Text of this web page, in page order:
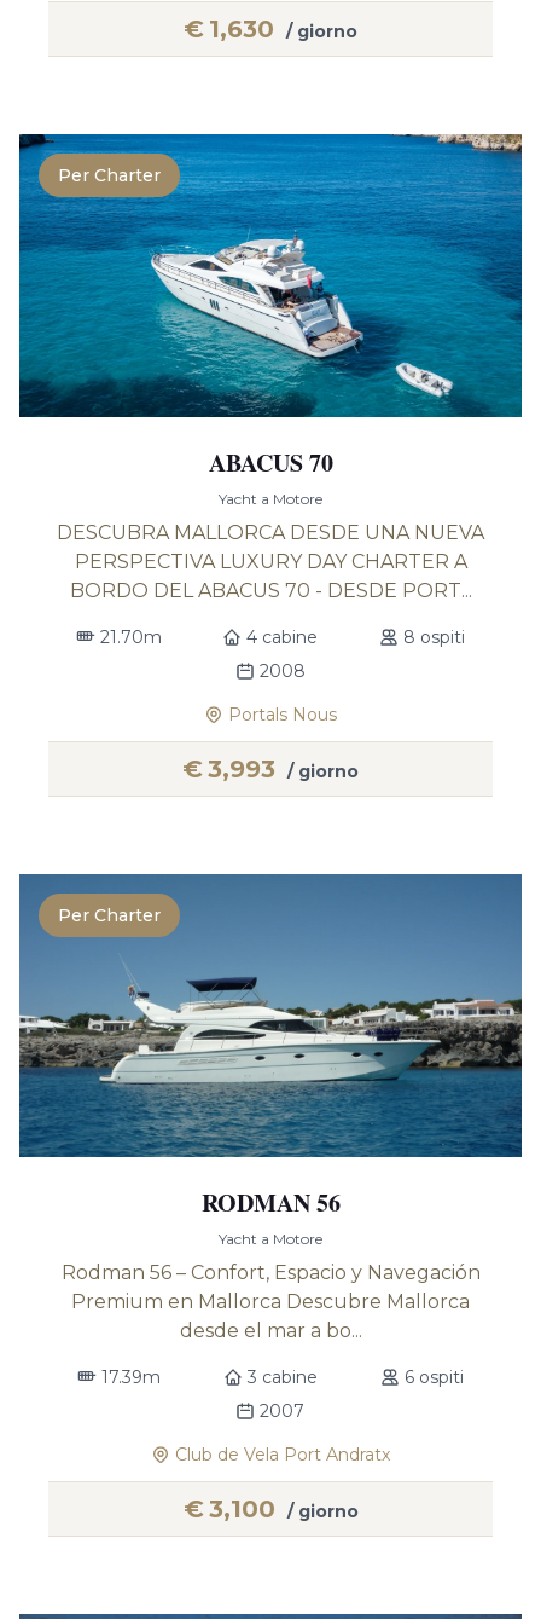
€ 1,630 / giorno
Per Charter
ABACUS 70
Yacht a Motore
DESCUBRA MALLORCA DESDE UNA NUEVA
PERSPECTIVA LUXURY DAY CHARTER A
BORDO DEL ABACUS 70 - DESDE PORT...
21.70m 4 cabine
8 ospiti
2008
Portals Nous
€3,993 / giorno
Per Charter
RODMAN 56
Yacht a Motore
Rodman 56 – Confort, Espacio y Navegación
Premium en Mallorca Descubre Mallorca
desde el mar a bo...
17.39m 3 cabine
6 ospiti
2007
Club de Vela Port Andratx
€3,100 / giorno